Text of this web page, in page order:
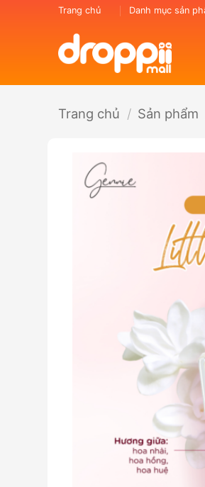
Trang chủ Danh mục sản
Trang chủ / Sản phẩm